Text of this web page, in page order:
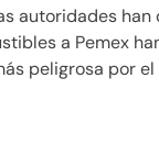
autoridades
a Pemex
peligrosa por